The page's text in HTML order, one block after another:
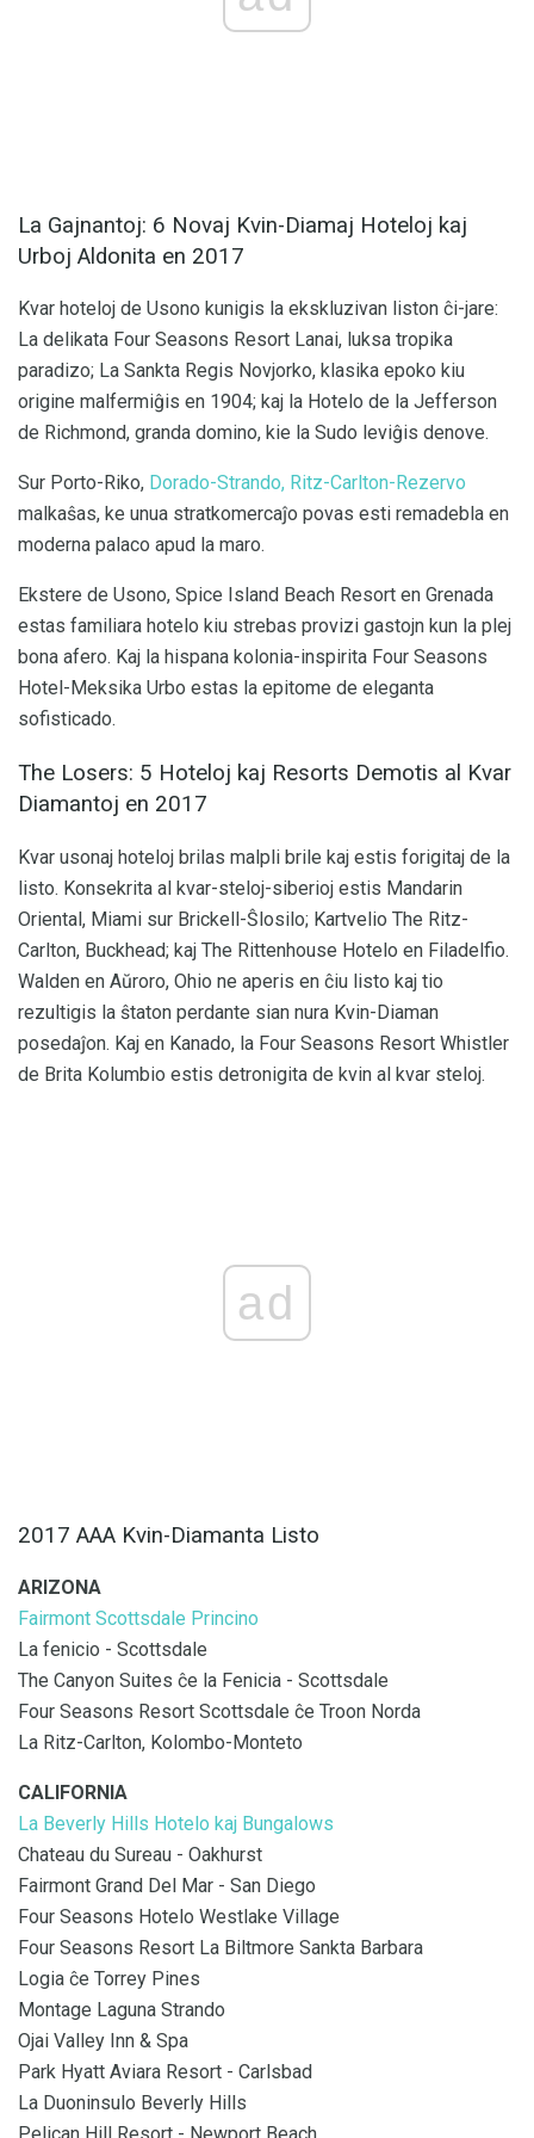
La Gajnantoj: 6 Novaj Kvin-Diamaj Hoteloj kaj
Urboj Aldonita en 2017
Kvar hoteloj de Usono kunigis la ekskluzivan liston ĉi-jare:
La delikata Four Seasons Resort Lanai, luksa tropika
paradizo; La Sankta Regis Novjorko, klasika epoko kiu
origine malfermiĝis en 1904; kaj la Hotelo de la Jefferson
de Richmond, granda domino, kie la Sudo leviĝis denove.
Sur Porto-Riko, Dorado-Strando, Ritz-Carlton-Rezervo
malkaŝas, ke unua stratkomercaĵo povas esti remadebla en
moderna palaco apud la maro.
Ekstere de Usono, Spice Island Beach Resort en Grenada
estas familiara hotelo kiu strebas provizi gastojn kun la plej
bona afero. Kaj la hispana kolonia-inspirita Four Seasons
Hotel-Meksika Urbo estas la epitome de eleganta
sofisticado.
The Losers: 5 Hoteloj kaj Resorts Demotis al Kvar
Diamantoj en 2017
Kvar usonaj hoteloj brilas malpli brile kaj estis forigitaj de la
listo. Konsekrita al kvar-steloj-siberioj estis Mandarin
Oriental, Miami sur Brickell-Ŝlosilo; Kartvelio The Ritz-
Carlton, Buckhead; kaj The Rittenhouse Hotelo en Filadelfio.
Walden en Aŭroro, Ohio ne aperis en ĉiu listo kaj tio
rezultigis la ŝtaton perdante sian nura Kvin-Diaman
posedaĵon. Kaj en Kanado, la Four Seasons Resort Whistler
de Brita Kolumbio estis detronigita de kvin al kvar steloj.
ad
2017 AAA Kvin-Diamanta Listo
ARIZONA
Fairmont Scottsdale Princino
La fenicio - Scottsdale
The Canyon Suites ĉe la Fenicia - Scottsdale
Four Seasons Resort Scottsdale ĉe Troon Norda
La Ritz-Carlton, Kolombo-Monteto
CALIFORNIA
La Beverly Hills Hotelo kaj Bungalows
Chateau du Sureau - Oakhurst
Fairmont Grand Del Mar - San Diego
Four Seasons Hotelo Westlake Village
Four Seasons Resort La Biltmore Sankta Barbara
Logia ĉe Torrey Pines
Montage Laguna Strando
Ojai Valley Inn & Spa
Park Hyatt Aviara Resort - Carlsbad
La Duoninsulo Beverly Hills